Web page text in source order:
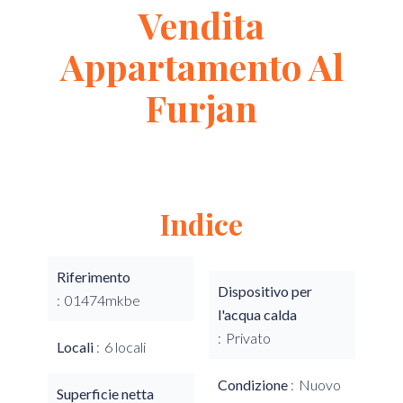
Vendita
Appartamento Al
Furjan
Indice
Riferimento
01474mkbe
Locali 6 locali
Superficie netta
Dispositivo per
l'acqua calda
Privato
Condizione Nuovo